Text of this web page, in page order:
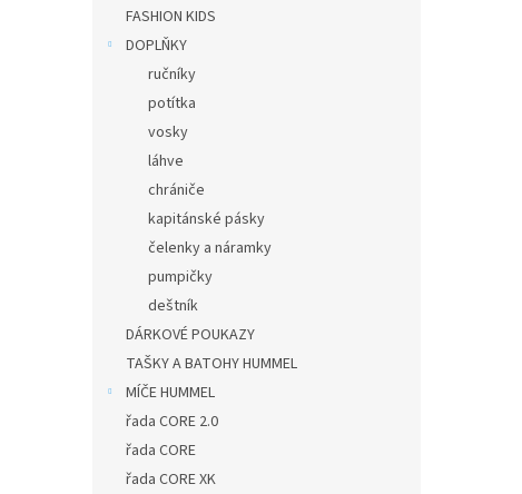
FASHION KIDS
DOPLŇKY
ručníky
potítka
vosky
láhve
chrániče
kapitánské pásky
čelenky a náramky
pumpičky
deštník
DÁRKOVÉ POUKAZY
TAŠKY A BATOHY HUMMEL
MÍČE HUMMEL
řada CORE 2.0
řada CORE
řada CORE XK